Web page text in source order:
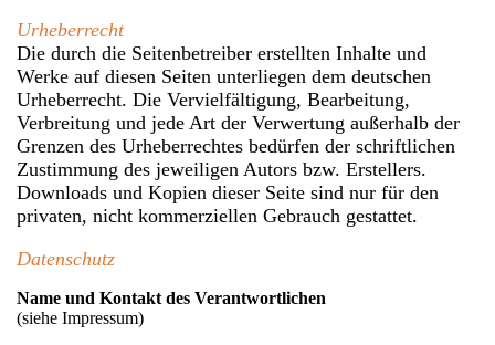
Urheberrecht
Die durch die Seitenbetreiber erstellten Inhalte und
Werke auf diesen Seiten unterliegen dem deutschen
Urheberrecht. Die Vervielfältigung, Bearbeitung,
Verbreitung und jede Art der Verwertung außerhalb der
Grenzen des Urheberrechtes bedürfen der schriftlichen
Zustimmung des jeweiligen Autors bzw. Erstellers.
Downloads und Kopien dieser Seite sind nur für den
privaten, nicht kommerziellen Gebrauch gestattet.
Datenschutz
Name und Kontakt des Verantwortlichen
(siehe Impressum)